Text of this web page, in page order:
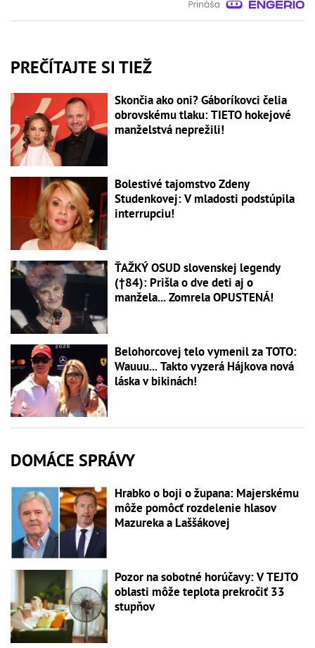
PREČÍTAJTE SI TIEŽ
Skončia ako oni? Gáboríkovci čelia
obrovskému tlaku: TIETO hokejové
manželstvá neprežili!
Bolestivé tajomstvo Zdeny
Studenkovej: V mladosti podstúpila
interrupciu!
ŤAŽKÝ OSUD slovenskej legendy
(†84): Prišla o dve deti aj o
manžela... Zomrela OPUSTENÁ!
Belohorcovej telo vymenil za TOTO:
Wauuu... Takto vyzerá Hájkova nová
láska v bikinách!
DOMÁCE SPRÁVY
Hrabko o boji o župana: Majerskému
môže pomôcť rozdelenie hlasov
Mazureka a Laššákovej
Pozor na sobotné horúčavy: V TEJTO
oblasti môže teplota prekročiť 33
stupňov